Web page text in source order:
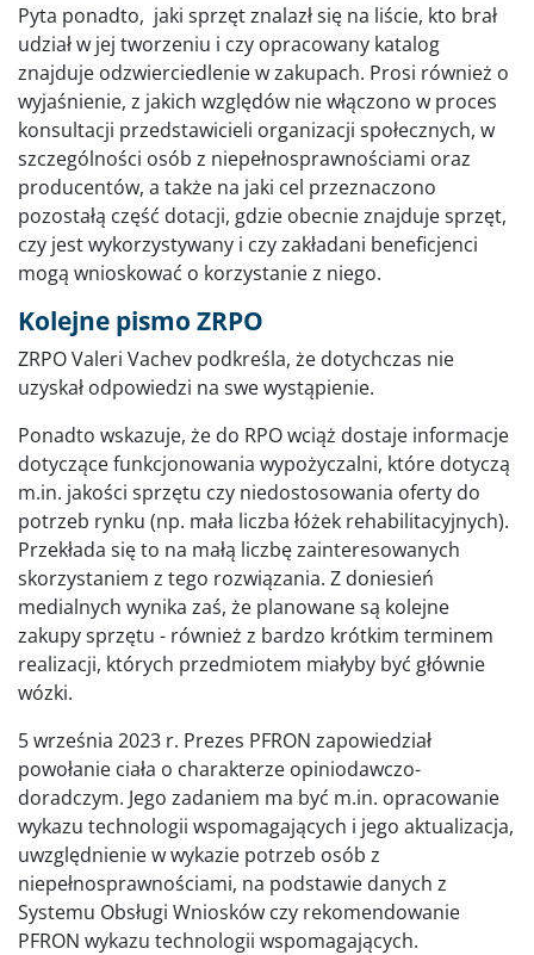
Pyta ponadto, jaki sprzęt znalazł się na liście, kto brał
udział w jej tworzeniu i czy opracowany katalog
znajduje odzwierciedlenie w zakupach. Prosi również o
wyjaśnienie, z jakich względów nie włączono w proces
konsultacji przedstawicieli organizacji społecznych, w
szczególności osób z niepełnosprawnościami oraz
producentów, a także na jaki cel przeznaczono
pozostałą część dotacji, gdzie obecnie znajduje sprzęt,
czy jest wykorzystywany i czy zakładani beneficjenci
mogą wnioskować o korzystanie z niego.
Kolejne pismo ZRPO
ZRPO Valeri Vachev podkreśla, że dotychczas nie
uzyskał odpowiedzi na swe wystąpienie.
Ponadto wskazuje, że do RPO wciąż dostaje informacje
dotyczące funkcjonowania wypożyczalni, które dotyczą
m.in. jakości sprzętu czy niedostosowania oferty do
potrzeb rynku (np. mała liczba łóżek rehabilitacyjnych).
Przekłada się to na małą liczbę zainteresowanych
skorzystaniem z tego rozwiązania. Z doniesień
medialnych wynika zaś, że planowane są kolejne
zakupy sprzętu - również z bardzo krótkim terminem
realizacji, których przedmiotem miałyby być głównie
wózki.
5 września 2023 r. Prezes PFRON zapowiedział
powołanie ciała o charakterze opiniodawczo-
doradczym. Jego zadaniem ma być m.in. opracowanie
wykazu technologii wspomagających i jego aktualizacja,
uwzględnienie w wykazie potrzeb osób z
niepełnosprawnościami, na podstawie danych z
Systemu Obsługi Wniosków czy rekomendowanie
PFRON wykazu technologii wspomagających.